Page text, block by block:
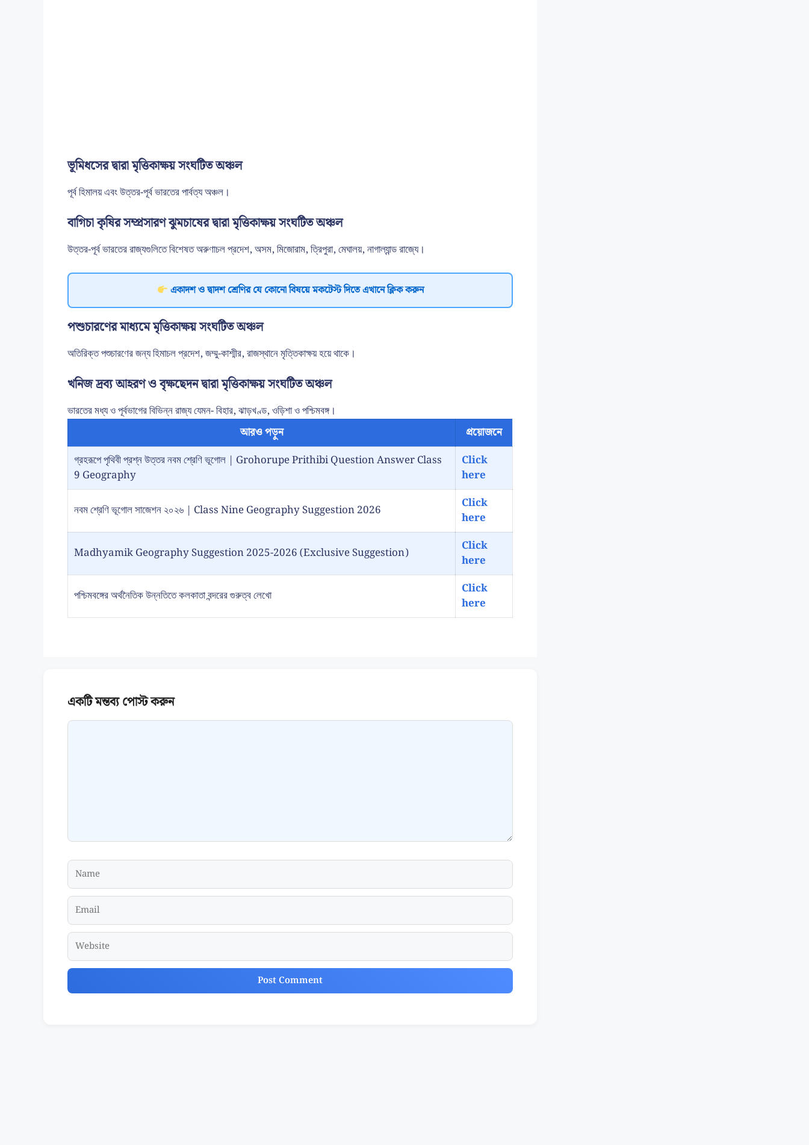
ভূমিধসের দ্বারা মৃত্তিকাক্ষয় সংঘটিত অঞ্চল
পূর্ব হিমালয় এবং উত্তর-পূর্ব ভারতের পার্বত্য অঞ্চল।
বাগিচা কৃষির সম্প্রসারণ ঝুমচাষের দ্বারা মৃত্তিকাক্ষয় সংঘটিত অঞ্চল
উত্তর-পূর্ব ভারতের রাজ্যগুলিতে বিশেষত অরুণাচল প্রদেশ, অসম, মিজোরাম, ত্রিপুরা, মেঘালয়, নাগাল্যান্ড রাজ্যে।
একাদশ ও দ্বাদশ শ্রেণির যে কোনো বিষয়ে মকটেস্ট দিতে এখানে ক্লিক করুন
পশুচারণের মাধ্যমে মৃত্তিকাক্ষয় সংঘটিত অঞ্চল
অতিরিক্ত পশুচারণের জন্য হিমাচল প্রদেশ, জম্মু-কাশ্মীর, রাজস্থানে মৃত্তিকাক্ষয় হয়ে থাকে।
খনিজ দ্রব্য আহরণ ও বৃক্ষছেদন দ্বারা মৃত্তিকাক্ষয় সংঘটিত অঞ্চল
ভারতের মধ্য ও পূর্বভাগের বিভিন্ন রাজ্য যেমন- বিহার, ঝাড়খণ্ড, ওড়িশা ও পশ্চিমবঙ্গ।
আরও পড়ুন
প্রয়োজনে
গ্রহরূপে পৃথিবী প্রশ্ন উত্তর নবম শ্রেণি ভূগোল | Grohorupe Prithibi Question Answer Class
9 Geography
Click
here
নবম শ্রেণি ভূগোল সাজেশন ২০২৬ | Class Nine Geography Suggestion 2026
Click
here
Madhyamik Geography Suggestion 2025-2026 (Exclusive Suggestion)
Click
here
পশ্চিমবঙ্গের অর্থনৈতিক উন্নতিতে কলকাতা বন্দরের গুরুত্ব লেখো
Click
here
Comment
Name
Email
Website